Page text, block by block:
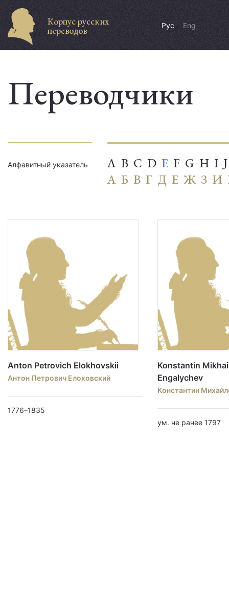
Корпус русских
переводов Рус Eng
Переводчики
Алфавитный указатель A B C D E F G H I J
А Б В Г Д Е Ж З И
Anton Petrovich Elokhovskii
Антон Петрович Елоховский
1776–1835
Konstantin
Engalychev
Константин
ум. не ранее 1797